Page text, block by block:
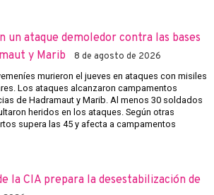
un ataque demoledor contra las bases
y Marib
8 de agosto de 2026
murieron el jueves en ataques con misiles
Los ataques alcanzaron campamentos
de Hadramaut y Marib. Al menos 30 soldados
heridos en los ataques. Según otras
supera las 45 y afecta a campamentos
la CIA prepara la desestabilización de